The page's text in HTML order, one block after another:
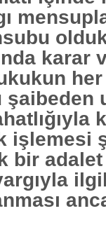
karar
şaibeden
bir